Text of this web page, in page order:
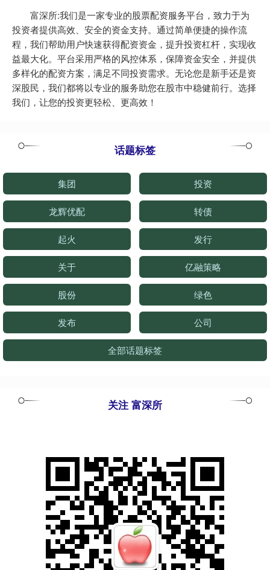
富深所:我们是一家专业的股票配资服务平台，致力于为
投资者提供高效、安全的资金支持。通过简单便捷的操作流
程，我们帮助用户快速获得配资资金，提升投资杠杆，实现收
益最大化。平台采用严格的风控体系，保障资金安全，并提供
多样化的配资方案，满足不同投资需求。无论您是新手还是资
深股民，我们都将以专业的服务助您在股市中稳健前行。选择
我们，让您的投资更轻松、更高效！
话题标签
集团 投资
龙辉优配 转债
起火 发行
关于 亿融策略
股份 绿色
发布 公司
全部话题标签
关注 富深所